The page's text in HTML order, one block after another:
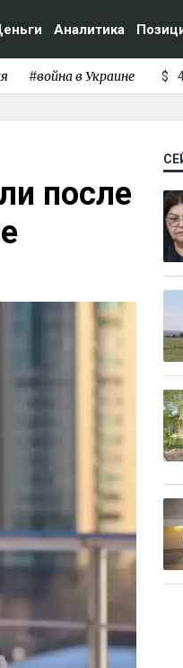
Аналитика
#война в Украине $
после